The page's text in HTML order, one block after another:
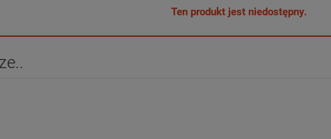
Ten produkt jest niedostępny.